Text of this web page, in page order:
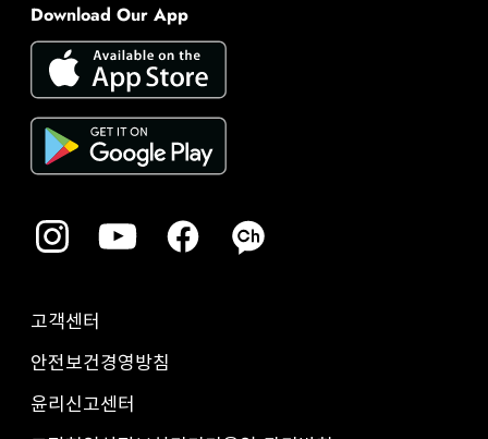
Download Our App
고객센터
안전보건경영방침
윤리신고센터